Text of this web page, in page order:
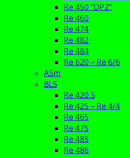
Re 450 “DPZ”
Re 460
Re 474
Re 482
Re 484
Re 620 – Re 6/6
ASm
BLS
Re 420.5
Re 425 – Re 4/4
Re 465
Re 475
Re 485
Re 486